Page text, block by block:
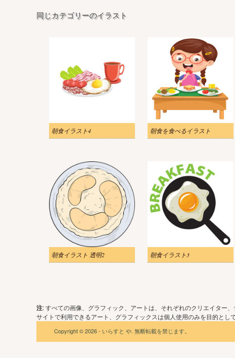
同じカテゴリーのイラスト
朝食イラスト4 朝食を食べるイラスト
朝食イラスト 透明2 朝食イラスト3
注: すべての画像、グラフィック、アートは、それぞれのクリエイター
サイトで利用できるアート、グラフィックスは個人使用のみを目的とし
Copyright © 2026 - いらすと や. 無断転載を禁じます。